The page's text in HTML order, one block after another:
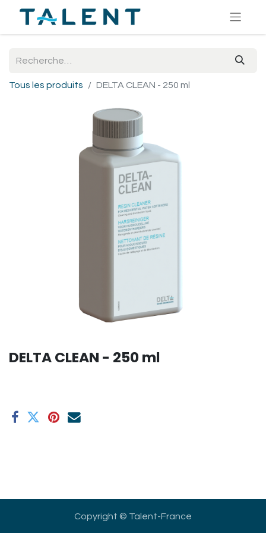
Tous les produits DELTA CLEAN - 250 ml
DELTA CLEAN - 250 ml
Copyright © Talent-France